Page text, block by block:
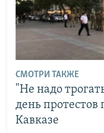
СМОТРИ ТАКЖЕ
"Не надо
день
Кавказе